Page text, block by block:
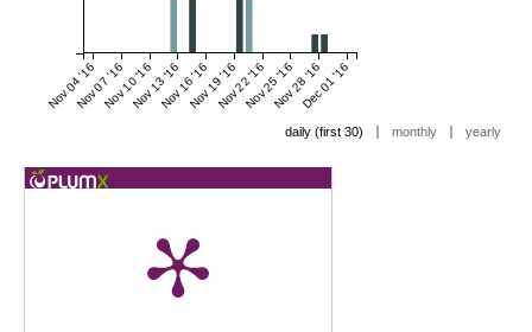
Nov 04 '16Nov 07 '16Nov 10 '16Nov 13 '16Nov 16 '16Nov 19 '16Nov 22 '16Nov 25 '16Nov 28 '16Dec 01 '16
daily (first 30) | monthly | yearly